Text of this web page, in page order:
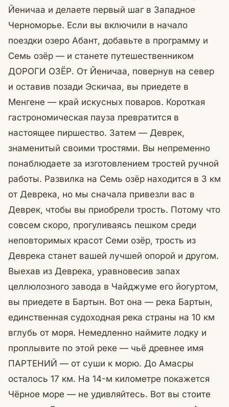
Йеничаа и делаете первый шаг в Западное
Черноморье. Если вы включили в начало
поездки озеро Абант, добавьте в программу и
Семь озёр — и станете путешественником
ДОРОГИ ОЗЁР. От Йеничаа, повернув на север
и оставив позади Эскичаа, вы приедете в
Менгене — край искусных поваров. Короткая
гастрономическая пауза превратится в
настоящее пиршество. Затем — Деврек,
знаменитый своими тростями. Вы непременно
понаблюдаете за изготовлением тростей ручной
работы. Развилка на Семь озёр находится в 3 км
от Деврека, но мы сначала привезли вас в
Деврек, чтобы вы приобрели трость. Потому что
совсем скоро, прогуливаясь пешком среди
неповторимых красот Семи озёр, трость из
Деврека станет вашей лучшей опорой и другом.
Выехав из Деврека, уравновесив запах
целлюлозного завода в Чайджуме его йогуртом,
вы приедете в Бартын. Вот она — река Бартын,
единственная судоходная река страны на 10 км
вглубь от моря. Немедленно наймите лодку и
проплывите по этой реке — чьё древнее имя
ПАРТЕНИЙ — от суши к морю. До Амасры
осталось 17 км. На 14-м километре покажется
Чёрное море — не удивляйтесь. Вот вы стоите